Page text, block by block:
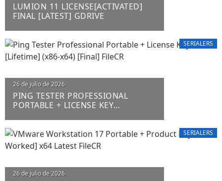
LUMION 11 LICENSE[ACTIVATED]
FINAL [LATEST] GDRIVE
SERIALERS
26 de julio de 2026
PING TESTER PROFESSIONAL
PORTABLE + LICENSE KEY
SERIALERS
26 de julio de 2026